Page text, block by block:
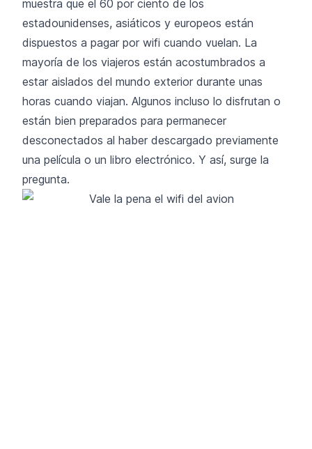
muestra que el 60 por ciento de los
estadounidenses, asiáticos y europeos están
dispuestos a pagar por wifi cuando vuelan. La
mayoría de los viajeros están acostumbrados a
estar aislados del mundo exterior durante unas
horas cuando viajan. Algunos incluso lo disfrutan o
están bien preparados para permanecer
desconectados al haber descargado previamente
una película o un libro electrónico. Y así, surge la
pregunta.